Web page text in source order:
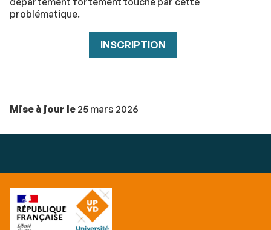
problématique.
INSCRIPTION
Mise à jour le 25 mars 2026